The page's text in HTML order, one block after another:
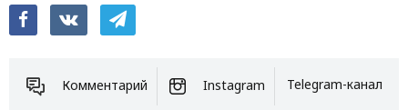
Комментарий Instagram Telegram-канал